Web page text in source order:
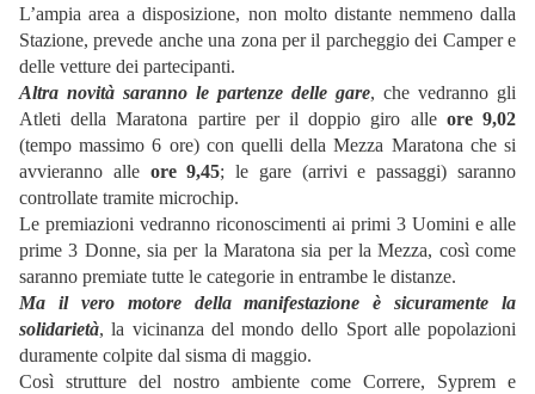
L’ampia area a disposizione, non molto distante nemmeno dalla
Stazione, prevede anche una zona per il parcheggio dei Camper e
delle vetture dei partecipanti.
Altra novità saranno le partenze delle gare, che vedranno gli
Atleti della Maratona partire per il doppio giro alle ore 9,02
(tempo massimo 6 ore) con quelli della Mezza Maratona che si
avvieranno alle ore 9,45; le gare (arrivi e passaggi) saranno
controllate tramite microchip.
Le premiazioni vedranno riconoscimenti ai primi 3 Uomini e alle
prime 3 Donne, sia per la Maratona sia per la Mezza, così come
saranno premiate tutte le categorie in entrambe le distanze.
Ma il vero motore della manifestazione è sicuramente la
solidarietà, la vicinanza del mondo dello Sport alle popolazioni
duramente colpite dal sisma di maggio.
Così strutture del nostro ambiente come Correre, Syprem e